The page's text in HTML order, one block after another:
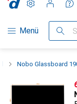
Navigation nach
Menü Suche
Einstellungen
Kundenkonto
Vergleichslisten
Merklisten
Warenkorb
Nobo Glassboard